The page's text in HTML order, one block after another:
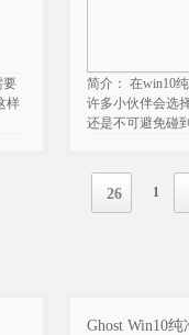
要
样
简介： 在win10
许多小伙伴会选
还是不可避免碰
26 1
Ghost Win10